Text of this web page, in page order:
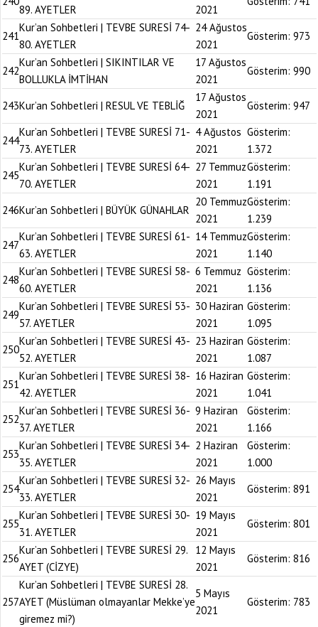
89. AYETLER
2021
241
Kur’an Sohbetleri | TEVBE SURESİ 74-
80. AYETLER
24 Ağustos
2021
Gösterim: 973
242
Kur’an Sohbetleri | SIKINTILAR VE
BOLLUKLA İMTİHAN
17 Ağustos
2021
Gösterim: 990
243Kur’an Sohbetleri | RESUL VE TEBLİĞ
17 Ağustos
2021
Gösterim: 947
244
Kur’an Sohbetleri | TEVBE SURESİ 71-
73. AYETLER
4 Ağustos
2021
Gösterim:
1.372
245
Kur’an Sohbetleri | TEVBE SURESİ 64-
70. AYETLER
27 Temmuz
2021
Gösterim:
1.191
246Kur’an Sohbetleri | BÜYÜK GÜNAHLAR
20 Temmuz
2021
Gösterim:
1.239
247
Kur’an Sohbetleri | TEVBE SURESİ 61-
63. AYETLER
14 Temmuz
2021
Gösterim:
1.140
248
Kur’an Sohbetleri | TEVBE SURESİ 58-
60. AYETLER
6 Temmuz
2021
Gösterim:
1.136
249
Kur’an Sohbetleri | TEVBE SURESİ 53-
57. AYETLER
30 Haziran
2021
Gösterim:
1.095
250
Kur’an Sohbetleri | TEVBE SURESİ 43-
52. AYETLER
23 Haziran
2021
Gösterim:
1.087
251
Kur’an Sohbetleri | TEVBE SURESİ 38-
42. AYETLER
16 Haziran
2021
Gösterim:
1.041
252
Kur’an Sohbetleri | TEVBE SURESİ 36-
37. AYETLER
9 Haziran
2021
Gösterim:
1.166
253
Kur’an Sohbetleri | TEVBE SURESİ 34-
35. AYETLER
2 Haziran
2021
Gösterim:
1.000
254
Kur’an Sohbetleri | TEVBE SURESİ 32-
33. AYETLER
26 Mayıs
2021
Gösterim: 891
255
Kur’an Sohbetleri | TEVBE SURESİ 30-
31. AYETLER
19 Mayıs
2021
Gösterim: 801
256
Kur’an Sohbetleri | TEVBE SURESİ 29.
AYET (CİZYE)
12 Mayıs
2021
Gösterim: 816
257
Kur’an Sohbetleri | TEVBE SURESİ 28.
AYET (Müslüman olmayanlar Mekke’ye
giremez mi?)
5 Mayıs
2021
Gösterim: 783